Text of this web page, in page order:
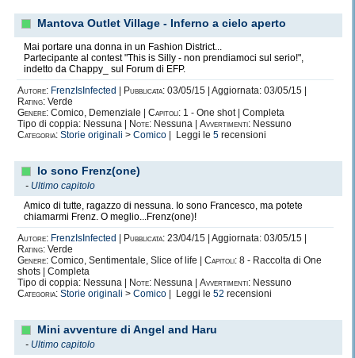
Mantova Outlet Village - Inferno a cielo aperto
Mai portare una donna in un Fashion District...
Partecipante al contest "This is Silly - non prendiamoci sul serio!",
indetto da Chappy_ sul Forum di EFP.
Autore: FrenzIsInfected Pubblicata: 03/05/15 | Aggiornata: 03/05/15 |
Rating: Verde
Genere: Comico, Demenziale | Capitoli: 1 - One shot | Completa
Tipo di coppia: Nessuna |
Note: Nessuna | Avvertimenti: Nessuno
Categoria: Storie originali > Comico | Leggi le 5 recensioni
Io sono Frenz(one)
- Ultimo capitolo
Amico di tutte, ragazzo di nessuna. Io sono Francesco, ma potete
chiamarmi Frenz. O meglio...Frenz(one)!
Autore: FrenzIsInfected Pubblicata: 23/04/15 | Aggiornata: 03/05/15 |
Rating: Verde
Genere: Comico, Sentimentale, Slice of life | Capitoli: 8 - Raccolta di One
shots | Completa
Tipo di coppia: Nessuna |
Note: Nessuna | Avvertimenti: Nessuno
Categoria: Storie originali > Comico | Leggi le 52 recensioni
Mini avventure di Angel and Haru
- Ultimo capitolo